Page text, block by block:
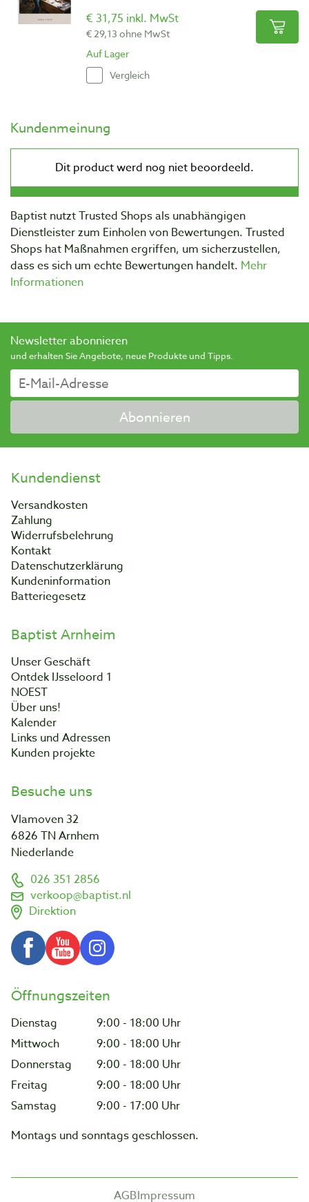
€ 31,75 inkl. MwSt
€ 29,13 ohne MwSt
Auf Lager
Vergleich
Kundenmeinung
Baptist nutzt Trusted Shops als unabhängigen
Dienstleister zum Einholen von Bewertungen. Trusted
Shops hat Maßnahmen ergriffen, um sicherzustellen,
dass es sich um echte Bewertungen handelt. Mehr
Informationen
Newsletter abonnieren
und erhalten Sie Angebote, neue Produkte und Tipps.
Abonnieren
Kundendienst
Versandkosten
Zahlung
Widerrufsbelehrung
Kontakt
Datenschutzerklärung
Kundeninformation
Batteriegesetz
Baptist Arnheim
Unser Geschäft
Ontdek IJsseloord 1
NOEST
Über uns!
Kalender
Links und Adressen
Kunden projekte
Besuche uns
Vlamoven 32
6826 TN Arnhem
Niederlande
026 351 2856
verkoop@baptist.nl
Direktion
Öffnungszeiten
Dienstag
9:00 - 18:00 Uhr
Mittwoch
9:00 - 18:00 Uhr
Donnerstag
9:00 - 18:00 Uhr
Freitag
9:00 - 18:00 Uhr
Samstag
9:00 - 17:00 Uhr
Montags und sonntags geschlossen.
AGBImpressum